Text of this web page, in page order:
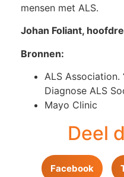
mensen met ALS.
Johan Foliant,
Bronnen:
ALS
Diagnose ALS
Mayo Clinic
Deel
Facebook